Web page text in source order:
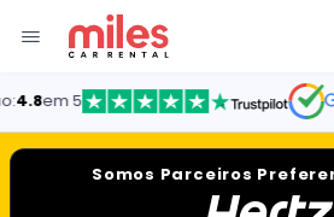
5
Somos Parceiros